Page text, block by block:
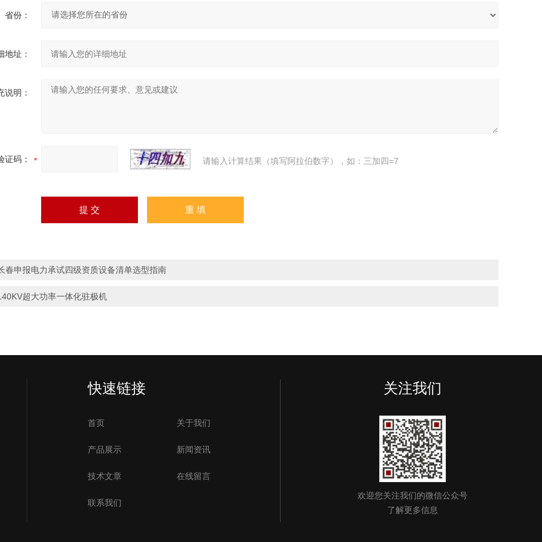
省份：
地址：
说明：
证码： 请输入计算结果（填写阿拉伯数字），如：三加四=7
春申报电力承试四级资质设备清单选型指南
超大功率一体化驻极机
快速链接
首页 关于我们
产品展示 新闻资讯
技术文章 在线留言
联系我们
关注我们
欢迎您关注我们的微信公众号
了解更多信息